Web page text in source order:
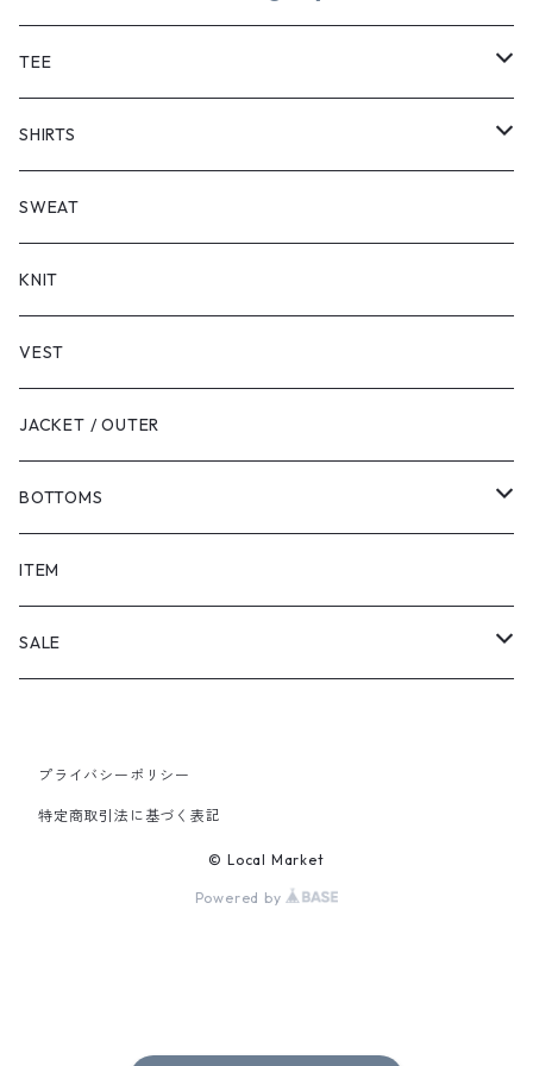
TEE
SHORT SLEEVE
LONG SLEEVE
SHIRTS
SHORT SLEEVE
LONG SLEEVE
SWEAT
KNIT
VEST
JACKET / OUTER
BOTTOMS
SHORTS
PANTS
ITEM
SALE
PANTS
プライバシーポリシー
特定商取引法に基づく表記
© Local Market
Powered by